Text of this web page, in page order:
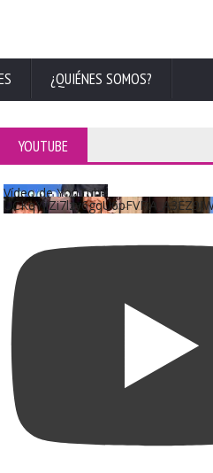
¿QUIÉNES SOMOS?
YOUTUBE
Vídeo de YouTube